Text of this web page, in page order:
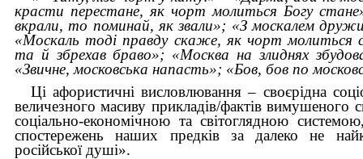
красти перестане, як чорт молиться Богу
вкрали, то поминай, як звали»; «З москалем
«Москаль тоді правду скаже, як чорт молиться
та й збрехав браво»; «Москва на злиднях
«Звичне, московська напасть»; «Бов, бов по
Ці афористичні висловлювання – своєрідна
величезного масиву прикладів/фактів вимушеного
соціально-економічною та світоглядною
спостережень наших предків за далеко не
російської душі».